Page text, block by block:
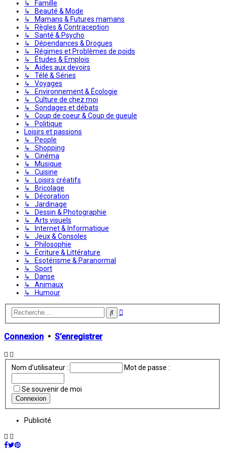
↳ Famille
↳ Beauté & Mode
↳ Mamans & Futures mamans
↳ Règles & Contraception
↳ Santé & Psycho
↳ Dépendances & Drogues
↳ Régimes et Problèmes de poids
↳ Études & Emplois
↳ Aides aux devoirs
↳ Télé & Séries
↳ Voyages
↳ Environnement & Écologie
↳ Culture de chez moi
↳ Sondages et débats
↳ Coup de coeur & Coup de gueule
↳ Politique
Loisirs et passions
↳ People
↳ Shopping
↳ Cinéma
↳ Musique
↳ Cuisine
↳ Loisirs créatifs
↳ Bricolage
↳ Décoration
↳ Jardinage
↳ Dessin & Photographie
↳ Arts visuels
↳ Internet & Informatique
↳ Jeux & Consoles
↳ Philosophie
↳ Écriture & Littérature
↳ Esotérisme & Paranormal
↳ Sport
↳ Danse
↳ Animaux
↳ Humour
Rechercher
Recherche
Connexion • S’enregistrer
Nom d’utilisateur : Mot de passe :
Se souvenir de moi
Publicité